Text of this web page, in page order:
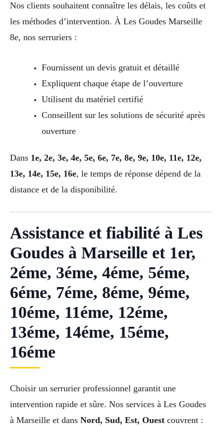
Nos clients souhaitent connaître les délais, les coûts et
les méthodes d’intervention. À Les Goudes Marseille
8e, nos serruriers :
Fournissent un devis gratuit et détaillé
Expliquent chaque étape de l’ouverture
Utilisent du matériel certifié
Conseillent sur les solutions de sécurité après
ouverture
Dans 1e, 2e, 3e, 4e, 5e, 6e, 7e, 8e, 9e, 10e, 11e, 12e,
13e, 14e, 15e, 16e, le temps de réponse dépend de la
distance et de la disponibilité.
Assistance et fiabilité à Les
Goudes à Marseille et 1er,
2éme, 3éme, 4éme, 5éme,
6éme, 7éme, 8éme, 9éme,
10éme, 11éme, 12éme,
13éme, 14éme, 15éme,
16éme
Choisir un serrurier professionnel garantit une
intervention rapide et sûre. Nos services à Les Goudes
à Marseille et dans Nord, Sud, Est, Ouest couvrent :